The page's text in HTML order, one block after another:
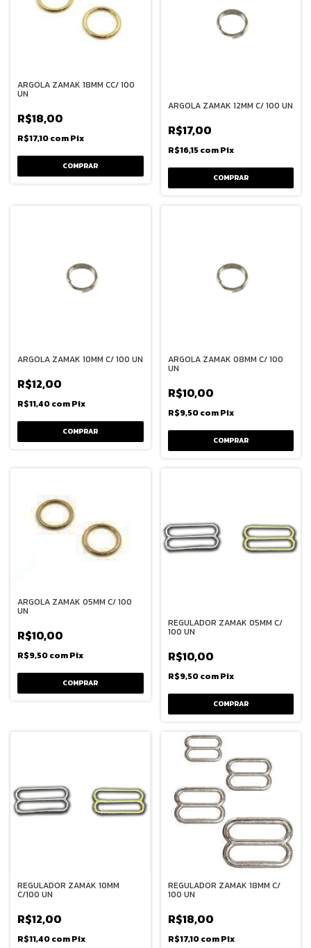
ARGOLA ZAMAK 18MM CC/ 100
UN
R$18,00
R$17,10comPix
COMPRAR
ARGOLA ZAMAK 12MM C/ 100 UN
R$17,00
R$16,15comPix
COMPRAR
ARGOLA ZAMAK 10MM C/ 100 UN
R$12,00
R$11,40comPix
COMPRAR
ARGOLA ZAMAK 08MM C/ 100
UN
R$10,00
R$9,50comPix
COMPRAR
ARGOLA ZAMAK 05MM C/ 100
UN
R$10,00
R$9,50comPix
COMPRAR
REGULADOR ZAMAK 05MM C/
100 UN
R$10,00
R$9,50comPix
COMPRAR
REGULADOR ZAMAK 10MM
C/100 UN
R$12,00
R$11,40comPix
REGULADOR ZAMAK 18MM C/
100 UN
R$18,00
R$17,10comPix